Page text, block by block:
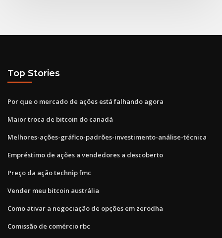
Top Stories
Por que o mercado de ações está falhando agora
Maior troca de bitcoin do canadá
Melhores-ações-gráfico-padrões-investimento-análise-técnica
Empréstimo de ações a vendedores a descoberto
Preço da ação technip fmc
Vender meu bitcoin austrália
Como ativar a negociação de opções em zerodha
Comissão de comércio rbc